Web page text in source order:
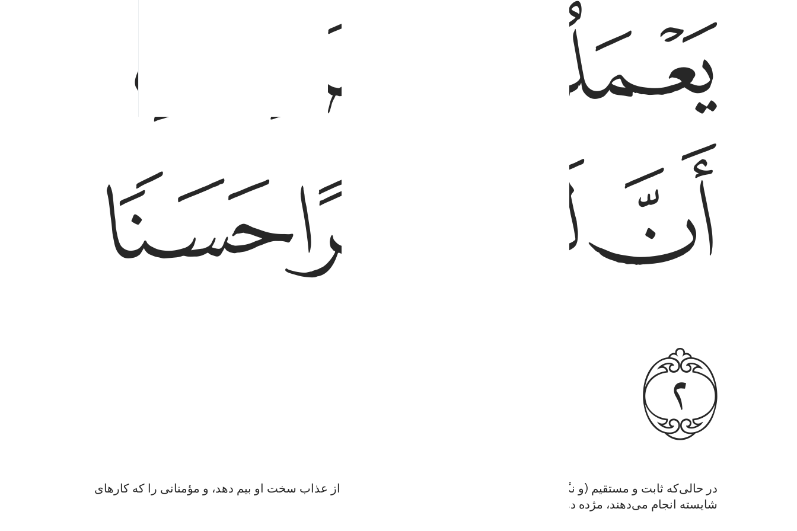
ﳃ
ﳄ
ﳅﳆ ﳇﳈ
ﳉ
در حالی‌که ثابت و مستقیم (و نگاهبان کتاب‌های آسمانی) است، تا (بدکاران را) از عذاب سخت او بیم دهد، و مؤمنانی را که کارهای
شایسته انجام می‌دهند، مژده دهد که پاداش نیکویی برای آن‌هاست.